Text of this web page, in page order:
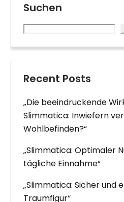
Suchen
Recent Posts
„Die beeindruckende
Slimmatica: Inwiefern
Wohlbefinden?“
„Slimmatica: Optimaler
tägliche Einnahme“
„Slimmatica: Sicher und
Traumfigur“